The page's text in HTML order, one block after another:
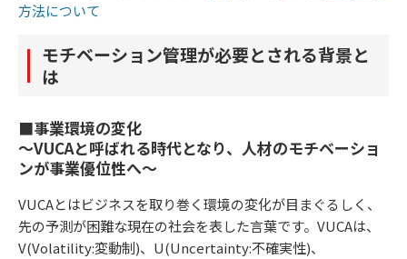
方法について
モチベーション管理が必要とされる背景と
は
■事業環境の変化
〜VUCAと呼ばれる時代となり、人材のモチベーショ
ンが事業優位性へ〜
VUCAとはビジネスを取り巻く環境の変化が目まぐるしく、
先の予測が困難な現在の社会を表した言葉です。VUCAは、
V(Volatility:変動制)、U(Uncertainty:不確実性)、